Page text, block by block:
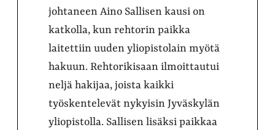
johtaneen Aino Sallisen kausi on
katkolla, kun rehtorin paikka
laitettiin uuden yliopistolain myötä
hakuun. Rehtorikisaan ilmoittautui
neljä hakijaa, joista kaikki
työskentelevät nykyisin Jyväskylän
yliopistolla. Sallisen lisäksi paikkaa